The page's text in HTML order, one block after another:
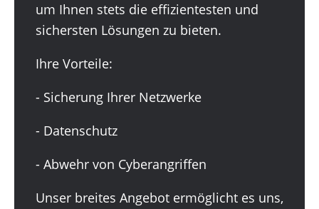
um Ihnen stets die effizientesten und
sichersten Lösungen zu bieten.
Ihre Vorteile:
- Sicherung Ihrer Netzwerke
- Datenschutz
- Abwehr von Cyberangriffen
Unser breites Angebot ermöglicht es uns,